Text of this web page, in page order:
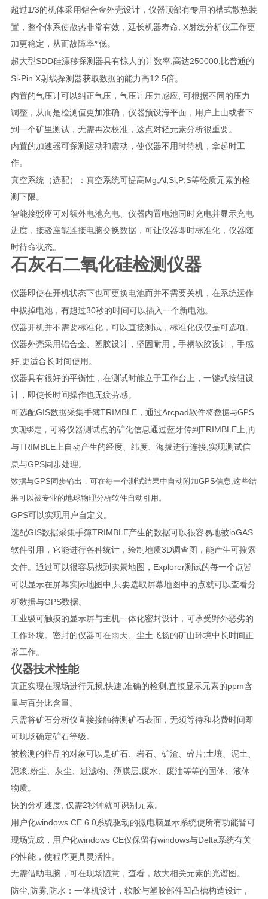
超过1/3的机体采用铝合金外壳设计，仪器顶部有专用的槽式散热装
置，整个体系使散热非常有效，延长机器寿命 , X射线分析仪工作更
加更稳定，从而故障率*低。
超大型SDD硅漂移探测器具有惊人的计数率, 高达250000, 比普通的
Si-Pin X射线探测器获取数据的能力高12.5倍。
内置的气压计可以纠正气压，气压计压力感应 可根据不同的压力
调整，从而是检测值更加准确，仪器预设海平面，用户上山或者下
到一个矿里测试，无需再次校准，这点对轻元素分析很重要。
内置的加速器可探测运动和震动，使仪器不用时待机，拿起时工
作。
真空系统（选配）：真空系统可提高Mg;Al;Si;P;S等轻质元素的检
测下限。
智能接驳座可对额外电池充电、仪器内置电池同时充电并显示充电
进度，接驳座能连接电脑交换数据，可让仪器即时标准化，仪器随
时待命状态。
石灰石二氧化硅检测仪器
仪器即使在开机状态下也可更换电池而并不需要关机，在系统运作
中拔掉电池，有超过30秒的时间可以插入一个新电池。
仪器开机并不需要标准化，可以直接测试，标准化仅仅是可选项。
仪器外壳采用铝合金、塑胶设计，坚固耐用，手柄软胶设计，手感
好, 更适合长时间使用。
仪器具有很好的平衡性，在测试时能立于工作台上，一键式按钮设
计，即使长时间操作也无疲劳感。
可选配GIS数据采集手簿TRIMBLE，通过Arcpad软件将数据与GPS
实现绑定， 可将仪器测试点的矿化信息通过蓝牙传到 TRIMBLE上 再
与TRIMBLE上自动产生的经度、纬度、海拔进行连接, 实现测试信
息与GPS同步处理。
数据与GPS同步输出，可在每一个测试结果中自动附加GPS信息 这些结
果可以被专业的地球物理分析软件自动引用。
GPS可以实现用户自定义。
选配GIS数据采集手簿TRIMBLE产生的数据可以很容易地被ioGAS
软件引用，它能进行各种统计，绘制地质3D调查图，能产生可搜索
文件。通过可以很容易找到实景地图， Explorer测试的每一个点皆
可以显示在屏幕实际地图中 只要选取屏幕地图中的点就可以查看分
析数据与GPS数据。
工业级可触摸的显示屏与主机一体化密封设计，可承受野外恶劣的
工作环境。密封的仪器可在雨天、尘土飞扬的矿山环境中长时间正
常工作。
仪器技术性能
真正实现在现场进行无损 ,快速 准确的检测 直接显示元素的ppm含
量与百分比含量。
只需将矿石分析仪直接接触待测矿石表面，无须等待和花费时间即
可现场确定矿石等级。
被检测的样品的对象可以是矿石、岩石、矿渣、碎片;土壤、泥土、
泥浆 ;粉尘、灰尘、过滤物、薄膜层; 废水、废油等等的固体、液体
物质。
快的分析速度, 仅需2秒钟就可识别元素。
用户化windows CE 6.0系统驱动的微电脑显示系统使所有功能皆可
现场完成，用户化windows CE仅保留有windows与Delta系统有关
的性能，使程序更具灵活性。
无需借助电脑，可在现场随意，查看，放大相关元素的光谱图。
防尘 防雾, 防水：一体机设计，软胶与塑胶部件凹凸槽构造设计，